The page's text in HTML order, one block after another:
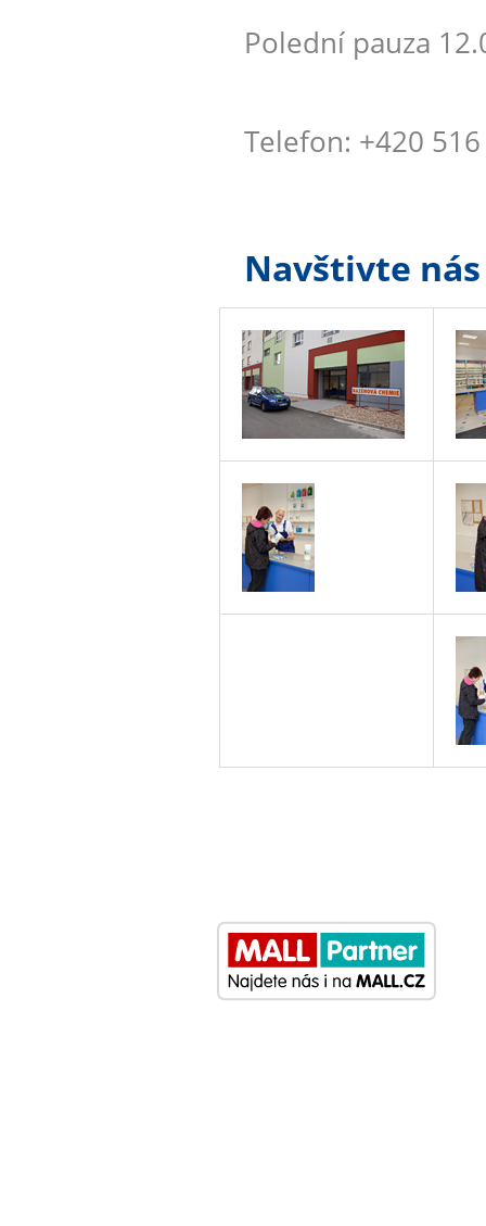
Polední pauza
Telefon: +420
Navštivte